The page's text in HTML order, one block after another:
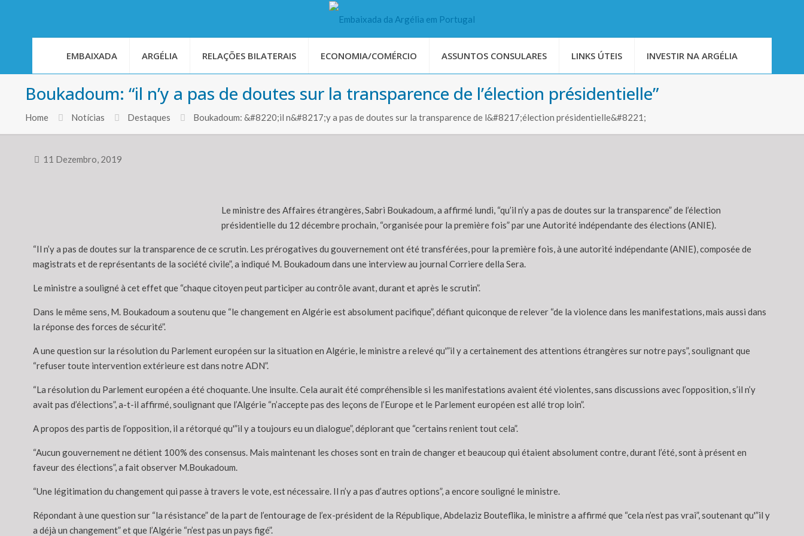
EMBAIXADA ARGÉLIA RELAÇÕES BILATERAIS ECONOMIA/COMÉRCIO ASSUNTOS CONSULARES LINKS ÚTEIS INVESTIR NA ARGÉLIA
Boukadoum: “il n’y a pas de doutes sur la transparence de l’élection présidentielle”
Home Notícias Destaques Boukadoum: &#8220;il n&#8217;y a pas de doutes sur la transparence de l&#8217;élection présidentielle&#8221;
11 Dezembro, 2019
Le ministre des Affaires étrangères, Sabri Boukadoum, a affirmé lundi, “qu’il n’y a pas de doutes sur la transparence” de l’élection
présidentielle du 12 décembre prochain, “organisée pour la première fois” par une Autorité indépendante des élections (ANIE).
“Il n’y a pas de doutes sur la transparence de ce scrutin. Les prérogatives du gouvernement ont été transférées, pour la première fois, à une autorité indépendante (ANIE), composée de
magistrats et de représentants de la société civile”, a indiqué M. Boukadoum dans une interview au journal Corriere della Sera.
Le ministre a souligné à cet effet que “chaque citoyen peut participer au contrôle avant, durant et après le scrutin”.
Dans le même sens, M. Boukadoum a soutenu que “le changement en Algérie est absolument pacifique”, défiant quiconque de relever “de la violence dans les manifestations, mais aussi dans
la réponse des forces de sécurité”.
A une question sur la résolution du Parlement européen sur la situation en Algérie, le ministre a relevé qu'”il y a certainement des attentions étrangères sur notre pays”, soulignant que
“refuser toute intervention extérieure est dans notre ADN”.
“La résolution du Parlement européen a été choquante. Une insulte. Cela aurait été compréhensible si les manifestations avaient été violentes, sans discussions avec l’opposition, s’il n’y
avait pas d’élections”, a-t-il affirmé, soulignant que l’Algérie “n’accepte pas des leçons de l’Europe et le Parlement européen est allé trop loin”.
A propos des partis de l’opposition, il a rétorqué qu'”il y a toujours eu un dialogue”, déplorant que “certains renient tout cela”.
“Aucun gouvernement ne détient 100% des consensus. Mais maintenant les choses sont en train de changer et beaucoup qui étaient absolument contre, durant l’été, sont à présent en
faveur des élections”, a fait observer M.Boukadoum.
“Une légitimation du changement qui passe à travers le vote, est nécessaire. Il n’y a pas d’autres options”, a encore souligné le ministre.
Répondant à une question sur “la résistance” de la part de l’entourage de l’ex-président de la République, Abdelaziz Bouteflika, le ministre a affirmé que “cela n’est pas vrai”, soutenant qu'”il y
a déjà un changement” et que l’Algérie “n’est pas un pays figé”.